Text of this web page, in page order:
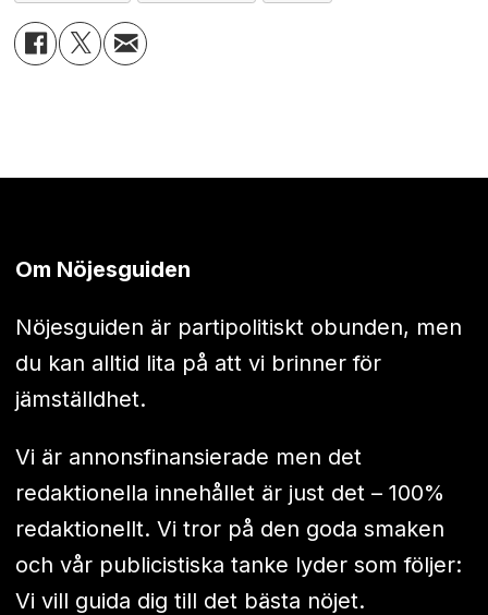
Om Nöjesguiden
Nöjesguiden är partipolitiskt obunden, men
du kan alltid lita på att vi brinner för
jämställdhet.
Vi är annonsfinansierade men det
redaktionella innehållet är just det – 100%
redaktionellt. Vi tror på den goda smaken
och vår publicistiska tanke lyder som följer:
Vi vill guida dig till det bästa nöjet.